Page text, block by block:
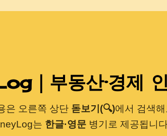
기본 콘텐츠로 건너뛰기
｜부동산·경제
은 오른쪽 상단돋보기(🔍)에서 검색해
는 한글·영문 병기로 제공됩니